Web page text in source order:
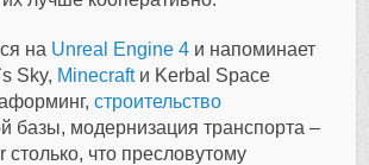
на Unreal Engine 4 и напоминает
Sky, Minecraftи Kerbal Space
строительство
базы, модернизация транспорта –
столько, что пресловутому